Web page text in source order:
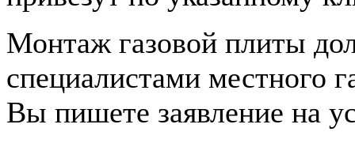
Монтаж газовой плиты
специалистами местного
Вы пишете заявление на